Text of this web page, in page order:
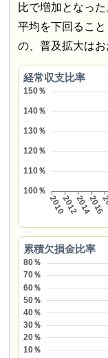
比で増加となっ
平均を下回るこ
の、普及拡大はお
経常収支比率
累積欠損金比率